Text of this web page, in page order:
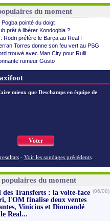
prétendant pour Højbjerg
gardien norvégien en approche ?
a versé 120 M€ en 2026
dans le groupe face à Man Utd ...
Carlos va partir en Italie
avec sursis requis contre un arbitre
: c'est signé pour Luca Zidane (off.)
: Ruggeri en route pour Aston Villa
: Filipe Luis soutient Biereth
va signer en Croatie
prêté à la Fiorentina (off.)
du moment
Pogba pointé du doigt
prêt à libérer Kondogbia ?
: Rodri préfère le Barça au Real !
Torres donne son feu vert au PSG
trouvé avec Man City pour Rulli
rumeur Gusto
: Owori battu à mort à Kampala
mieux que Deschamps en équipe de
Voter
- Voir les sondages précédents
du moment
des Transferts : la volte-face
l'OM finalise deux ventes
Vinicius et Diomandé
Real...
(06/08)